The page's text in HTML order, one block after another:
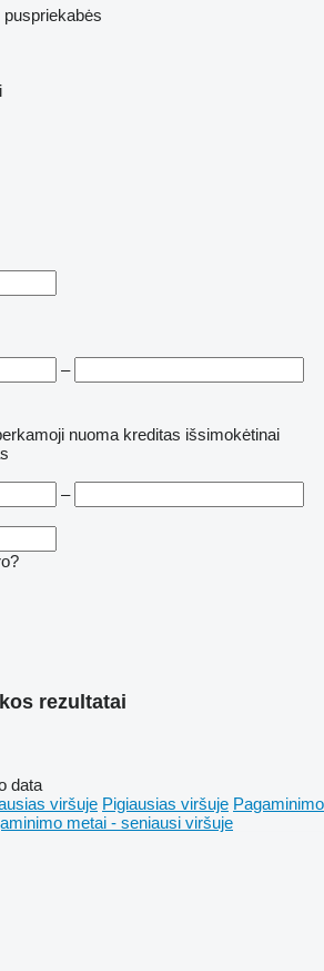
–
nuoma kreditas išsimokėtinai
–
rezultatai
data
viršuje Pigiausias viršuje Pagaminimo
metai - seniausi viršuje